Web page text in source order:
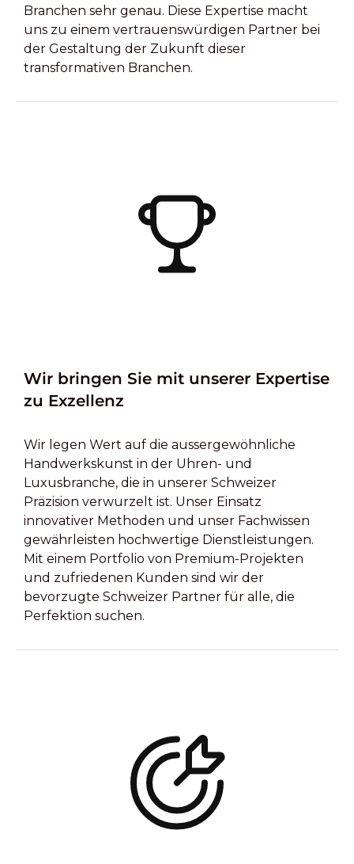
Branchen sehr genau. Diese Expertise macht
uns zu einem vertrauenswürdigen Partner bei
der Gestaltung der Zukunft dieser
transformativen Branchen.
Wir bringen Sie mit unserer Expertise
zu Exzellenz
Wir legen Wert auf die aussergewöhnliche
Handwerkskunst in der Uhren- und
Luxusbranche, die in unserer Schweizer
Präzision verwurzelt ist. Unser Einsatz
innovativer Methoden und unser Fachwissen
gewährleisten hochwertige Dienstleistungen.
Mit einem Portfolio von Premium-Projekten
und zufriedenen Kunden sind wir der
bevorzugte Schweizer Partner für alle, die
Perfektion suchen.